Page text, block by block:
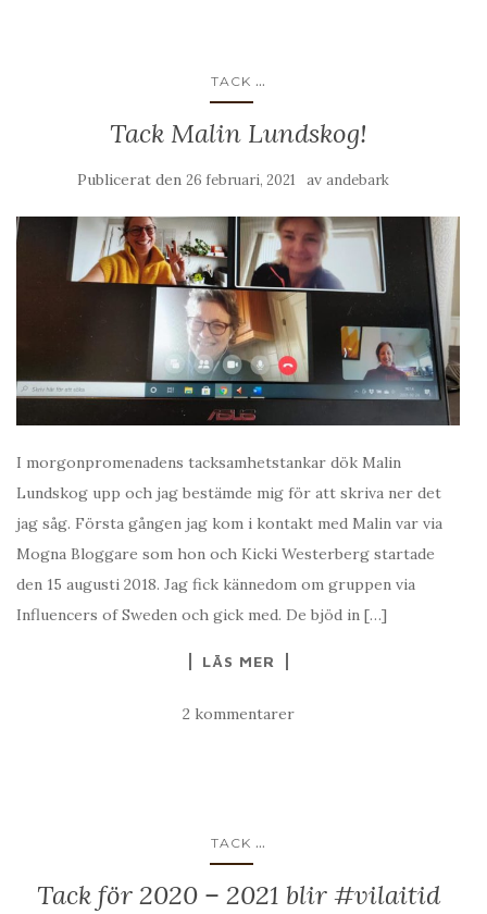
TACK ...
Tack Malin Lundskog!
Publicerat den 26 februari, 2021 av andebark
I morgonpromenadens tacksamhetstankar dök Malin
Lundskog upp och jag bestämde mig för att skriva ner det
jag såg. Första gången jag kom i kontakt med Malin var via
Mogna Bloggare som hon och Kicki Westerberg startade
den 15 augusti 2018. Jag fick kännedom om gruppen via
Influencers of Sweden och gick med. De bjöd in […]
LÄS MER
2 kommentarer
TACK ...
Tack för 2020 – 2021 blir #vilaitid